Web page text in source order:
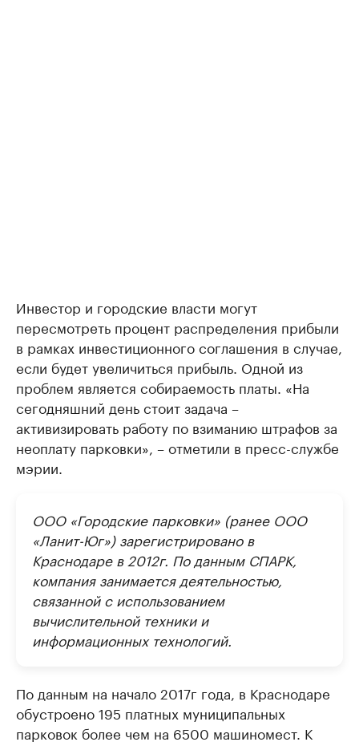
Инвестор и городские власти могут
пересмотреть процент распределения прибыли
в рамках инвестиционного соглашения в случае,
если будет увеличиться прибыль. Одной из
проблем является собираемость платы. «На
сегодняшний день стоит задача –
активизировать работу по взиманию штрафов за
неоплату парковки», – отметили в пресс-службе
мэрии.
ООО «Городские парковки» (ранее ООО
«Ланит-Юг») зарегистрировано в
Краснодаре в 2012г. По данным СПАРК,
компания занимается деятельностью,
связанной с использованием
вычислительной техники и
информационных технологий.
По данным на начало 2017г года, в Краснодаре
обустроено 195 платных муниципальных
парковок более чем на 6500 машиномест. К